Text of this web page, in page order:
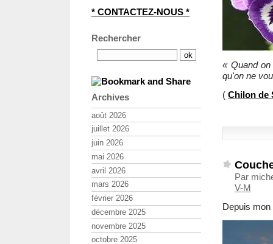
« Quand
qu'on ne
( Chilon de
Par
V-M
Depuis
* CONTACTEZ-NOUS *
Rechercher
Archives
août 2026
juillet 2026
juin 2026
mai 2026
avril 2026
mars 2026
février 2026
décembre 2025
novembre 2025
octobre 2025